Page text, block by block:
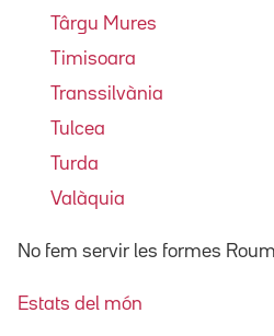
Târgu Mures
Timisoara
Transsilvània
Tulcea
Turda
Valàquia
No fem servir les formes
Estats del món